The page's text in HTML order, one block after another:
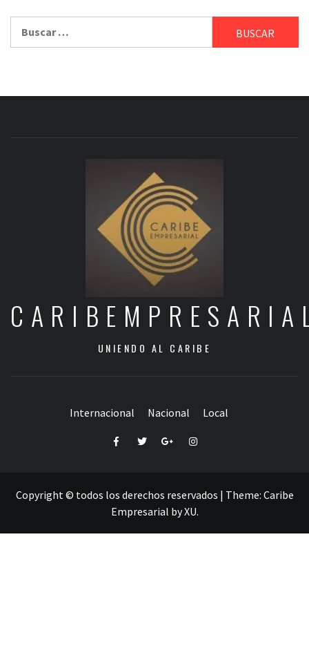
UNIENDO AL CARIBE
Internacional Nacional Local
FacebookTwitterGoogle+Instagram
Copyright © todos los derechos reservados | Theme: Caribe
Empresarial byXU.